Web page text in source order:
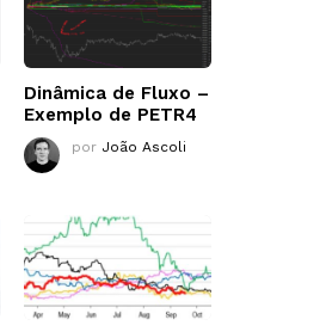
Dinâmica de Fluxo –
Exemplo de PETR4
por João Ascoli